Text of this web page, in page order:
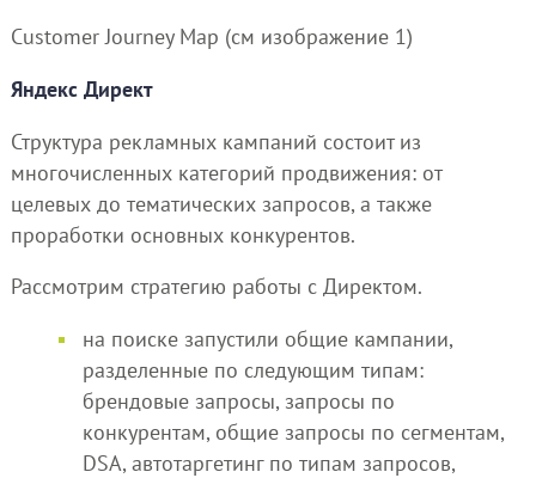
Customer Journey Map (см изображение 1)
Яндекс Директ
Структура рекламных кампаний состоит из
многочисленных категорий продвижения: от
целевых до тематических запросов, а также
проработки основных конкурентов.
Рассмотрим стратегию работы с Директом.
на поиске запустили общие кампании,
разделенные по следующим типам:
брендовые запросы, запросы по
конкурентам, общие запросы по сегментам,
DSA, автотаргетинг по типам запросов,